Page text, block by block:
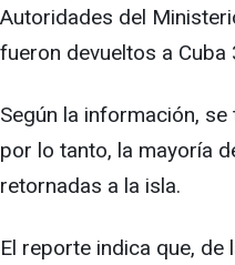
Autoridades del
fueron devueltos a
Según la información,
por lo tanto, la mayoría
retornadas a la isla.
El reporte indica que,